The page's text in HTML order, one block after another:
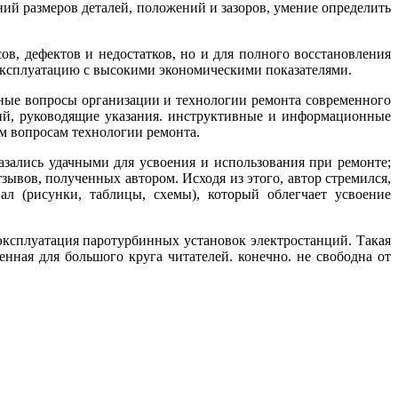
размеров деталей, положений и зазоров, умение определить
дефектов и недостатков, но и для полного восстановления
с высокими экономическими показателями.
вопросы организации и технологии ремонта современного
руководящие указания. инструктивные и информационные
технологии ремонта.
удачными для усвоения и использования при ремонте;
полученных автором. Исходя из этого, автор стремился,
(рисунки, таблицы, схемы), который облегчает усвоение
паротурбинных установок электростанций. Такая
для большого круга читателей. конечно. не свободна от